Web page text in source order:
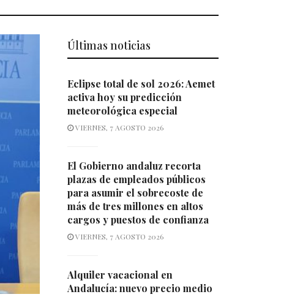
Últimas noticias
Eclipse total de sol 2026: Aemet
activa hoy su predicción
meteorológica especial
VIERNES, 7 AGOSTO 2026
El Gobierno andaluz recorta
plazas de empleados públicos
para asumir el sobrecoste de
más de tres millones en altos
cargos y puestos de confianza
VIERNES, 7 AGOSTO 2026
Alquiler vacacional en
Andalucía: nuevo precio medio